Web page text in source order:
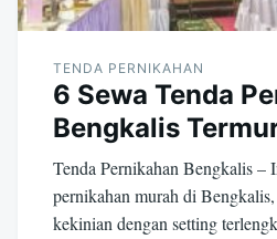
TENDA PERNIKAHAN
6 Sewa Tenda
Bengkalis
Tenda Pernikahan Bengkalis –
pernikahan murah di
kekinian dengan setting